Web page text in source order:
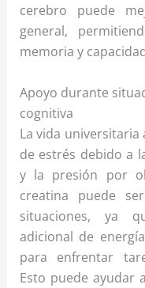
cerebro puede
general,
memoria y
Apoyo durante
cognitiva
La vida
de estrés debido a
y la presión por
creatina puede
situaciones, ya
adicional de
para enfrentar
Esto puede ayudar